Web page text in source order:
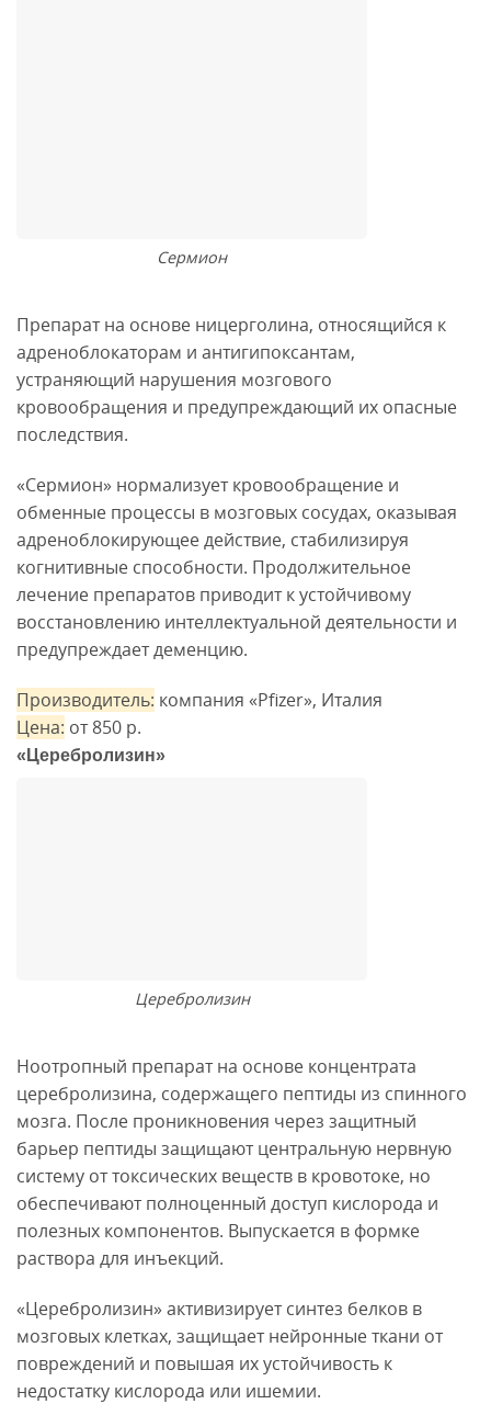
Сермион
Препарат на основе ницерголина, относящийся к
адреноблокаторам и антигипоксантам,
устраняющий нарушения мозгового
кровообращения и предупреждающий их опасные
последствия.
«Сермион» нормализует кровообращение и
обменные процессы в мозговых сосудах, оказывая
адреноблокирующее действие, стабилизируя
когнитивные способности. Продолжительное
лечение препаратов приводит к устойчивому
восстановлению интеллектуальной деятельности и
предупреждает деменцию.
Производитель: компания «Pfizer», Италия
Цена: от 850 р.
«Церебролизин»
Церебролизин
Ноотропный препарат на основе концентрата
церебролизина, содержащего пептиды из спинного
мозга. После проникновения через защитный
барьер пептиды защищают центральную нервную
систему от токсических веществ в кровотоке, но
обеспечивают полноценный доступ кислорода и
полезных компонентов. Выпускается в формке
раствора для инъекций.
«Церебролизин» активизирует синтез белков в
мозговых клетках, защищает нейронные ткани от
повреждений и повышая их устойчивость к
недостатку кислорода или ишемии.